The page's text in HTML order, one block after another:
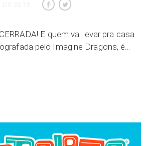
DE 2018
E quem vai levar pra casa
pelo Imagine Dragons, é…